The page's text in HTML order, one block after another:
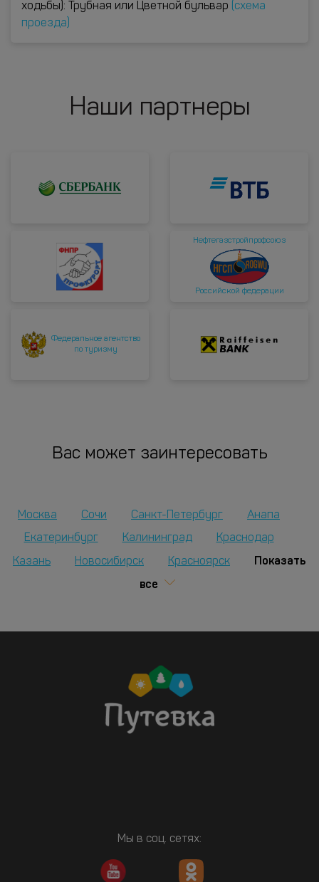
ходьбы): Трубная или Цветной бульвар
(схема
проезда)
Наши партнеры
Нефтегазстройпрофсоюз
Российской федерации
Федеральное агентство
по туризму
Вас может заинтересовать
Москва Сочи Санкт-Петербург
Анапа
Екатеринбург
Калининград Краснодар
Казань Новосибирск Красноярск
Показать
все
Мы в соц. сетях: